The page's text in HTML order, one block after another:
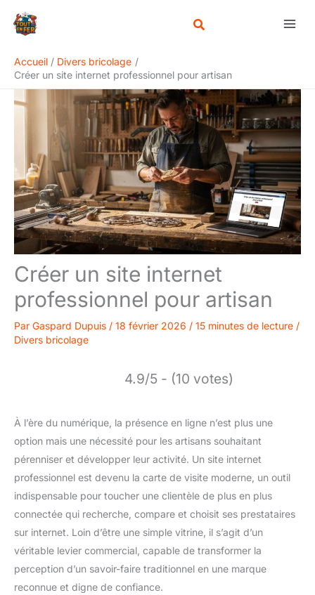
Accueil
Divers bricolage
Créer un site internet professionnel pour artisan
Créer un site internet
professionnel pour artisan
Par Gaspard Dupuis / 18 février 2026 / 15 minutes de lecture /
Divers bricolage
4.9/5 - (10 votes)
À l’ère du numérique, la présence en ligne n’est plus une
option mais une nécessité pour les artisans souhaitant
pérenniser et développer leur activité. Un site internet
professionnel est devenu la carte de visite moderne, un outil
indispensable pour toucher une clientèle de plus en plus
connectée qui recherche, compare et choisit ses prestataires
sur internet. Loin d’être une simple vitrine, il s’agit d’un
véritable levier commercial, capable de transformer la
perception d’un savoir-faire traditionnel en une marque
reconnue et digne de confiance.